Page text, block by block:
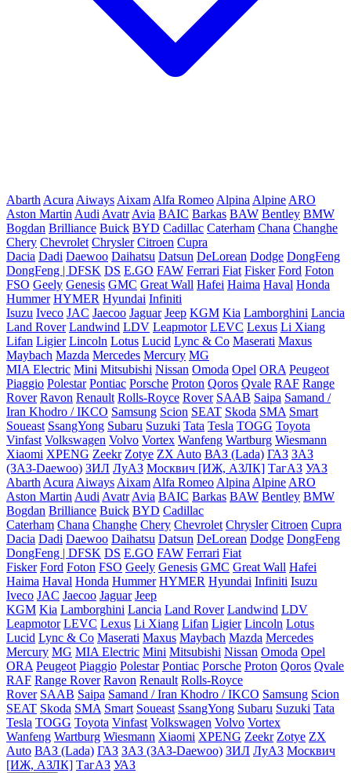
Abarth Acura Aiways Aixam Alfa Romeo Alpina Alpine ARO
Aston Martin Audi Avatr Avia BAIC Barkas BAW Bentley BMW
Bogdan Brilliance Buick BYD Cadillac Caterham Chana Changhe
Chery Chevrolet Chrysler Citroen Cupra
Dacia Dadi Daewoo Daihatsu Datsun DeLorean Dodge DongFeng
DongFeng | DFSK DS E.GO FAW Ferrari Fiat Fisker Ford Foton
FSO Geely Genesis GMC Great Wall Hafei Haima Haval Honda
Hummer HYMER Hyundai Infiniti
Isuzu Iveco JAC Jaecoo Jaguar Jeep KGM Kia Lamborghini Lancia
Land Rover Landwind LDV Leapmotor LEVC Lexus Li Xiang
Lifan Ligier Lincoln Lotus Lucid Lync & Co Maserati Maxus
Maybach Mazda Mercedes Mercury MG
MIA Electric Mini Mitsubishi Nissan Omoda Opel ORA Peugeot
Piaggio Polestar Pontiac Porsche Proton Qoros Qvale RAF Range
Rover Ravon Renault Rolls-Royce Rover SAAB Saipa Samand /
Iran Khodro / IKCO Samsung Scion SEAT Skoda SMA Smart
Soueast SsangYong Subaru Suzuki Tata Tesla TOGG Toyota
Vinfast Volkswagen Volvo Vortex Wanfeng Wartburg Wiesmann
Xiaomi XPENG Zeekr Zotye ZX Auto ВАЗ (Lada) ГАЗ ЗАЗ
(ЗАЗ-Daewoo) ЗИЛ ЛуАЗ Москвич [ИЖ, АЗЛК] ТагАЗ УАЗ
Abarth Acura Aiways Aixam Alfa Romeo Alpina Alpine ARO
Aston Martin Audi Avatr Avia BAIC Barkas BAW Bentley BMW
Bogdan Brilliance Buick BYD Cadillac
Caterham Chana Changhe Chery Chevrolet Chrysler Citroen Cupra
Dacia Dadi Daewoo Daihatsu Datsun DeLorean Dodge DongFeng
DongFeng | DFSK DS E.GO FAW Ferrari Fiat
Fisker Ford Foton FSO Geely Genesis GMC Great Wall Hafei
Haima Haval Honda Hummer HYMER Hyundai Infiniti Isuzu
Iveco JAC Jaecoo Jaguar Jeep
KGM Kia Lamborghini Lancia Land Rover Landwind LDV
Leapmotor LEVC Lexus Li Xiang Lifan Ligier Lincoln Lotus
Lucid Lync & Co Maserati Maxus Maybach Mazda Mercedes
Mercury MG MIA Electric Mini Mitsubishi Nissan Omoda Opel
ORA Peugeot Piaggio Polestar Pontiac Porsche Proton Qoros Qvale
RAF Range Rover Ravon Renault Rolls-Royce
Rover SAAB Saipa Samand / Iran Khodro / IKCO Samsung Scion
SEAT Skoda SMA Smart Soueast SsangYong Subaru Suzuki Tata
Tesla TOGG Toyota Vinfast Volkswagen Volvo Vortex
Wanfeng Wartburg Wiesmann Xiaomi XPENG Zeekr Zotye ZX
Auto ВАЗ (Lada) ГАЗ ЗАЗ (ЗАЗ-Daewoo) ЗИЛ ЛуАЗ Москвич
[ИЖ, АЗЛК] ТагАЗ УАЗ